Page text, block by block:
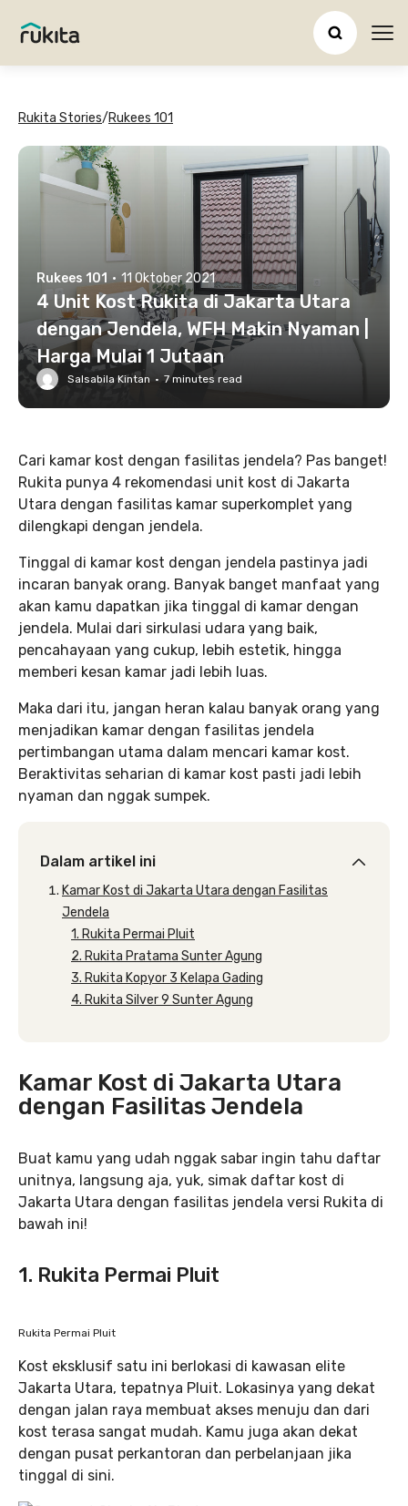
Rukita Stories/Rukees 101
Rukees 101 · 11 Oktober 2021
4 Unit Kost Rukita di Jakarta Utara
dengan Jendela, WFH Makin Nyaman |
Harga Mulai 1 Jutaan
Salsabila Kintan · 7minutes read
Cari kamar kost dengan fasilitas jendela? Pas banget!
Rukita punya 4 rekomendasi unit kost di Jakarta
Utara dengan fasilitas kamar superkomplet yang
dilengkapi dengan jendela.
Tinggal di kamar kost dengan jendela pastinya jadi
incaran banyak orang. Banyak banget manfaat yang
akan kamu dapatkan jika tinggal di kamar dengan
jendela. Mulai dari sirkulasi udara yang baik,
pencahayaan yang cukup, lebih estetik, hingga
memberi kesan kamar jadi lebih luas.
Maka dari itu, jangan heran kalau banyak orang yang
menjadikan kamar dengan fasilitas jendela
pertimbangan utama dalam mencari kamar kost.
Beraktivitas seharian di kamar kost pasti jadi lebih
nyaman dan nggak sumpek.
Dalam artikel ini
Kamar Kost di Jakarta Utara dengan Fasilitas
Jendela
1. Rukita Permai Pluit
2. Rukita Pratama Sunter Agung
3. Rukita Kopyor 3 Kelapa Gading
4. Rukita Silver 9 Sunter Agung
Kamar Kost di Jakarta Utara
dengan Fasilitas Jendela
Buat kamu yang udah nggak sabar ingin tahu daftar
unitnya, langsung aja, yuk, simak daftar kost di
Jakarta Utara dengan fasilitas jendela versi Rukita di
bawah ini!
1. Rukita Permai Pluit
Rukita Permai Pluit
Kost eksklusif satu ini berlokasi di kawasan elite
Jakarta Utara, tepatnya Pluit. Lokasinya yang dekat
dengan jalan raya membuat akses menuju dan dari
kost terasa sangat mudah. Kamu juga akan dekat
dengan pusat perkantoran dan perbelanjaan jika
tinggal di sini.